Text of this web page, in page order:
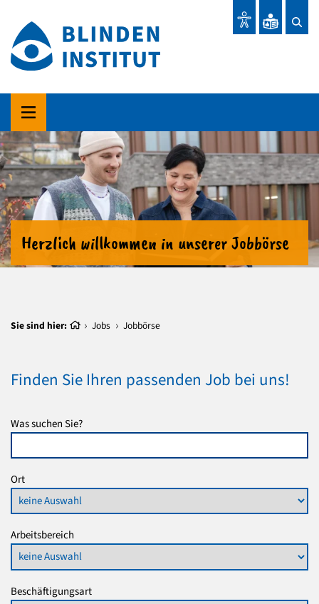
Herzlich willkommen in unserer Jobbörse
Sie sind hier: Jobs Jobbörse
Finden Sie Ihren passenden Job bei uns!
Was suchen Sie?
Ort
Arbeitsbereich
Beschäftigungsart